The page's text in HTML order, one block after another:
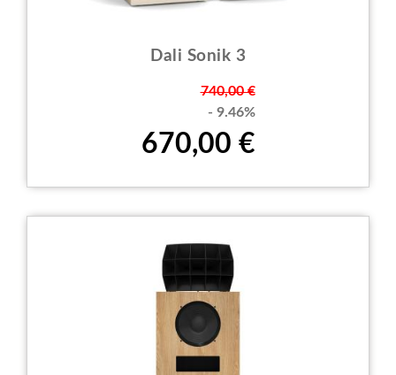
Dali Sonik 3
740,00 €
- 9.46%
670,00 €